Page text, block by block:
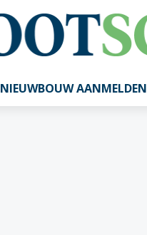
NIEUWBOUW AANMELDEN